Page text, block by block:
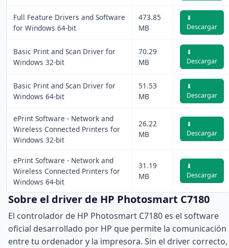
Full Feature Drivers and Software
for Windows 64-bit
473.85
MB
⬇
Descargar
Basic Print and Scan Driver for
Windows 32-bit
70.29
MB
⬇
Descargar
Basic Print and Scan Driver for
Windows 64-bit
51.53
MB
⬇
Descargar
ePrint Software - Network and
Wireless Connected Printers for
Windows 32-bit
26.22
MB
⬇
Descargar
ePrint Software - Network and
Wireless Connected Printers for
Windows 64-bit
31.19
MB
⬇
Descargar
Sobre el driver de HP Photosmart C7180
El controlador de HP Photosmart C7180 es el software
oficial desarrollado por HP que permite la comunicación
entre tu ordenador y la impresora. Sin el driver correcto,